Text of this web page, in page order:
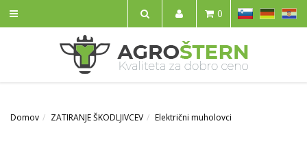
IŠČI
SL HR
0
Domov ZATIRANJE ŠKODLJIVCEV Električni muholovci